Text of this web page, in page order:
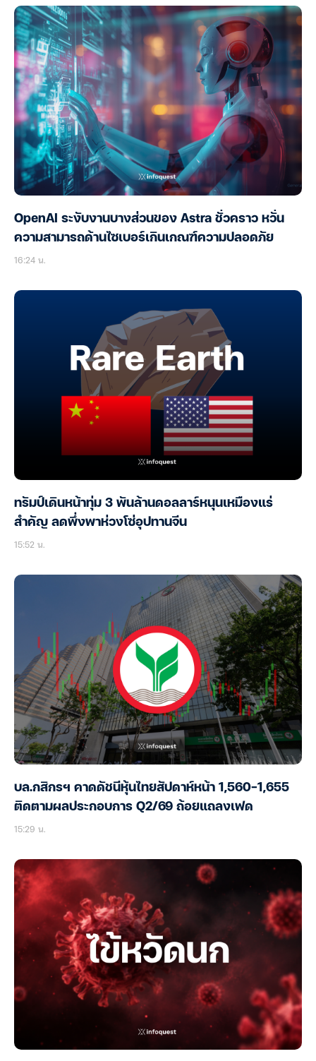
OpenAI ระงับงานบางส่วนของ Astra ชั่วคราว หวั่น
ความสามารถด้านไซเบอร์เกินเกณฑ์ความปลอดภัย
16:24 น.
ทรัมป์เดินหน้าทุ่ม 3 พันล้านดอลลาร์หนุนเหมืองแร่
สำคัญ ลดพึ่งพาห่วงโซ่อุปทานจีน
15:52 น.
บล.กสิกรฯ คาดดัชนีหุ้นไทยสัปดาห์หน้า 1,560-1,655
ติดตามผลประกอบการ Q2/69 ถ้อยแถลงเฟด
15:29 น.